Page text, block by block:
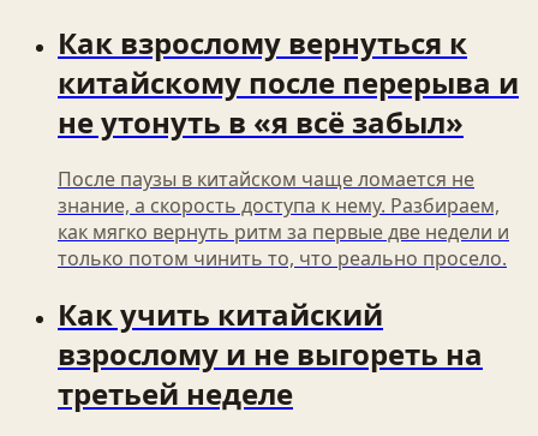
Как взрослому вернуться к
китайскому после перерыва и
не утонуть в «я всё забыл»
После паузы в китайском чаще ломается не
знание, а скорость доступа к нему. Разбираем,
как мягко вернуть ритм за первые две недели и
только потом чинить то, что реально просело.
Как учить китайский
взрослому и не выгореть на
третьей неделе